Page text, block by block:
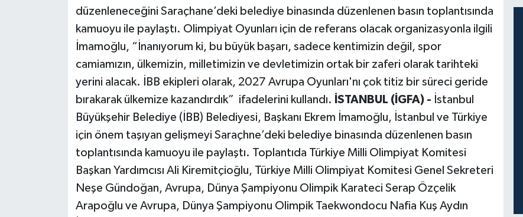
düzenleneceğini Saraçhane’deki belediye binasında düzenlenen basın toplantısında
kamuoyu ile paylaştı. Olimpiyat Oyunları için de referans olacak organizasyonla ilgili
İmamoğlu, “İnanıyorum ki, bu büyük başarı, sadece kentimizin değil, spor
camiamızın, ülkemizin, milletimizin ve devletimizin ortak bir zaferi olarak tarihteki
yerini alacak. İBB ekipleri olarak, 2027 Avrupa Oyunları'nı çok titiz bir süreci geride
bırakarak ülkemize kazandırdık” ifadelerini kullandı. İSTANBUL (İGFA) - İstanbul
Büyükşehir Belediye (İBB) Belediyesi, Başkanı Ekrem İmamoğlu, İstanbul ve Türkiye
için önem taşıyan gelişmeyi Saraçhne’deki belediye binasında düzenlenen basın
toplantısında kamuoyu ile paylaştı. Toplantıda Türkiye Milli Olimpiyat Komitesi
Başkan Yardımcısı Ali Kiremitçioğlu, Türkiye Milli Olimpiyat Komitesi Genel Sekreteri
Neşe Gündoğan, Avrupa, Dünya Şampiyonu Olimpik Karateci Serap Özçelik
Arapoğlu ve Avrupa, Dünya Şampiyonu Olimpik Taekwondocu Nafia Kuş Aydın